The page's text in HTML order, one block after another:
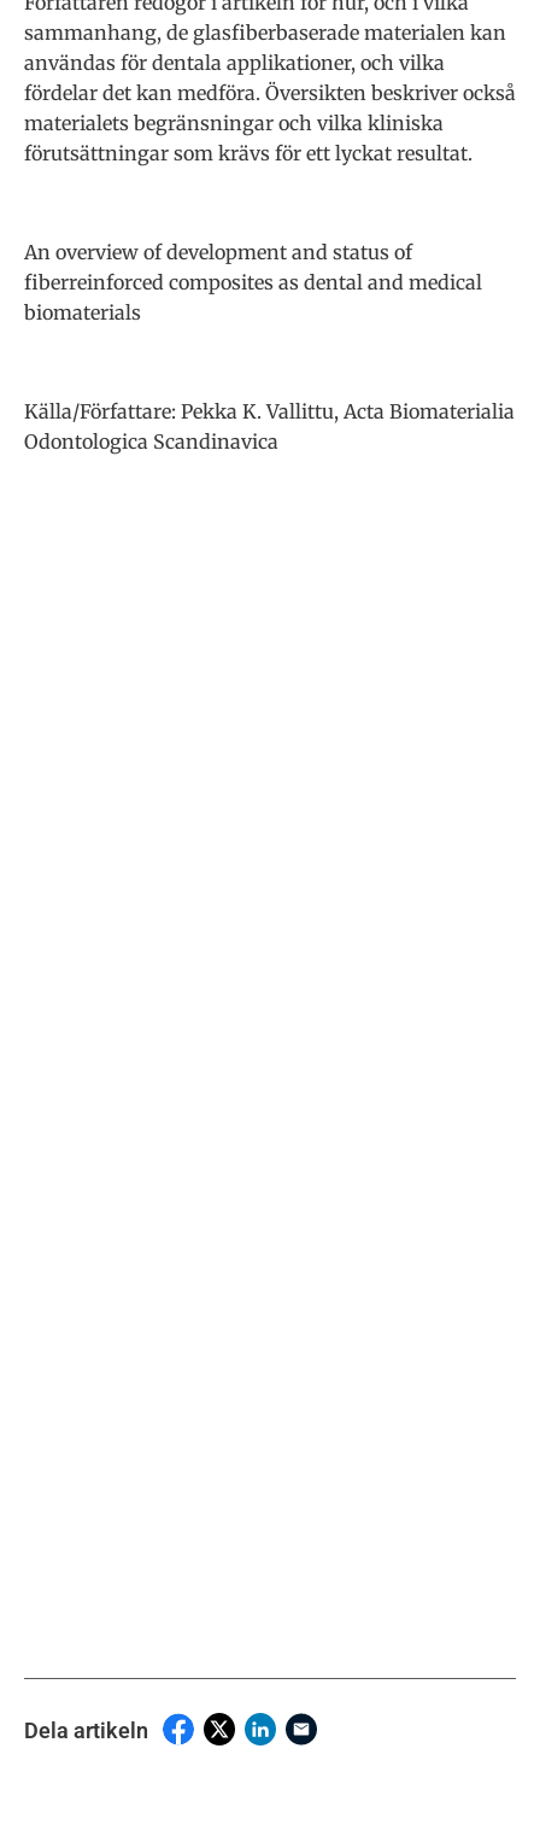
sammanhang, de glasfiberbaserade materialen kan
användas för dentala applikationer, och vilka
fördelar det kan medföra. Översikten beskriver också
materialets begränsningar och vilka kliniska
förutsättningar som krävs för ett lyckat resultat.
An overview of development and status of
fiberreinforced composites as dental and medical
biomaterials
Källa/Författare: Pekka K. Vallittu, Acta Biomaterialia
Odontologica Scandinavica
Dela artikeln